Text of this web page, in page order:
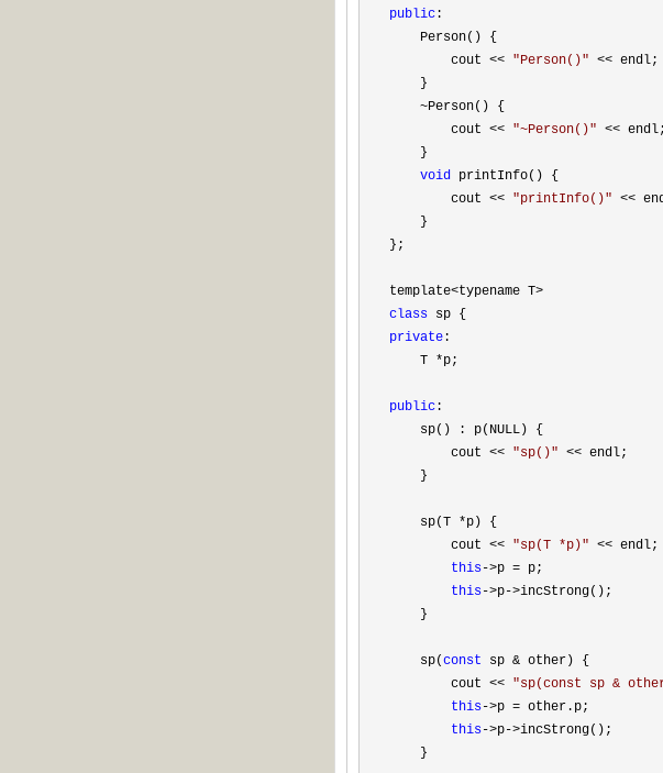
public :
    Person() {
        cout
<< "Person()" << endl;
    }
~Person() {
        cout
<< "~Person()" << endl;
    }
void printInfo() {
        cout
<< "printInfo()" <<
    }
};
template
class
private :
    T
*p;
public :
    sp() : p(NULL) {
        cout
<< "sp()" << endl;
    }
    sp(T
*p) {
        cout
<< "sp(T *p)" << endl;
this->p = p;
this->p->incStrong();
    }
    sp(
const sp & other) {
        cout
<< "sp(const sp &
this->p = other.p;
this->p->incStrong();
    }